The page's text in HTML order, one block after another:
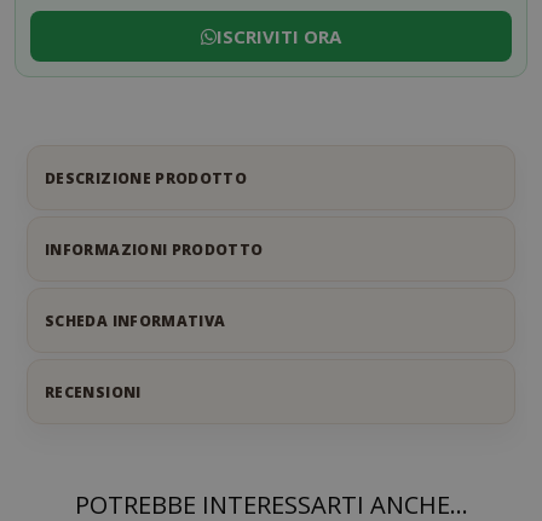
ISCRIVITI ORA
DESCRIZIONE PRODOTTO
INFORMAZIONI PRODOTTO
SCHEDA INFORMATIVA
RECENSIONI
POTREBBE INTERESSARTI ANCHE...